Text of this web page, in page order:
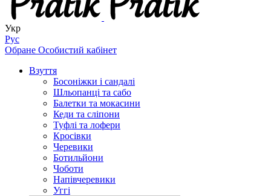
Укр
Рус
Обране Особистий кабінет
Взуття
Босоніжки і сандалі
Шльопанці та сабо
Балетки та мокасини
Кеди та сліпони
Туфлі та лофери
Кросівки
Черевики
Ботильйони
Чоботи
Напівчеревики
Уггі